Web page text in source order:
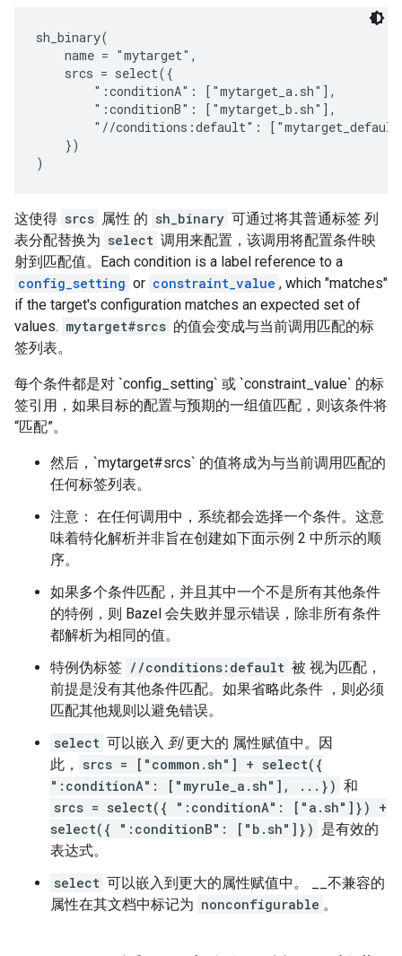
sh_binary(
    name = "mytarget",
    srcs = select({
        ":conditionA": ["mytarget_a.sh"],
        ":conditionB": ["mytarget_b.sh"],
"//conditions:default":
    })
这使得 srcs 属性 的 sh_binary 可通过将其普通标签 列
表分配替换为 select 调用来配置，该调用将配置条件映
射到匹配值。Each condition is a label reference to a
config_setting or constraint_value , which "matches"
if the target's configuration matches an expected set of
values. mytarget#srcs 的值会变成与当前调用匹配的标
签列表。
每个条件都是对 `config_setting` 或 `constraint_value` 的标
签引用，如果目标的配置与预期的一组值匹配，则该条件将
“匹配”。
然后，`mytarget#srcs` 的值将成为与当前调用匹配的
任何标签列表。
注意： 在任何调用中，系统都会选择一个条件。这意
味着特化解析并非旨在创建如下面示例 2 中所示的顺
序。
如果多个条件匹配，并且其中一个不是所有其他条件
的特例，则 Bazel 会失败并显示错误，除非所有条件
都解析为相同的值。
特例伪标签 //conditions:default 被 视为匹配，
前提是没有其他条件匹配。如果省略此条件 ，则必须
匹配其他规则以避免错误。
select 可以嵌入 到更大的 属性赋值中。因
此，
srcs = ["common.sh"] + select({
":conditionA": ["myrule_a.sh"], ...}) 和
srcs = select({ ":conditionA": ["a.sh"]}) +
select({ ":conditionB": ["b.sh"]}) 是有效的
表达式。
select 可以嵌入到更大的属性赋值中。 __不兼容的
属性在其文档中标记为 nonconfigurable 。